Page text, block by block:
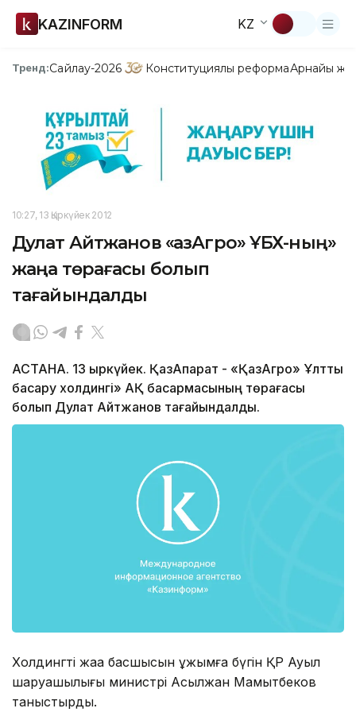
KAZINFORM KZ
Тренд:Сайлау-2026 Конституциялық реформаАрнайы
10:27, 13 Қыркүйек 2012
Дулат Айтжанов «ҚазАгро» ҰБХ-ның»
жаңа төрағасы болып
тағайындалды
АСТАНА. 13 қыркүйек. ҚазАқпарат - «ҚазАгро» Ұлттық
басқару холдингі» АҚ басқармасының төрағасы
болып Дулат Айтжанов тағайындалды.
Холдингтің жаңа басшысын ұжымға бүгін ҚР Ауыл
шаруашылығы министрі Асылжан Мамытбеков
таныстырды.